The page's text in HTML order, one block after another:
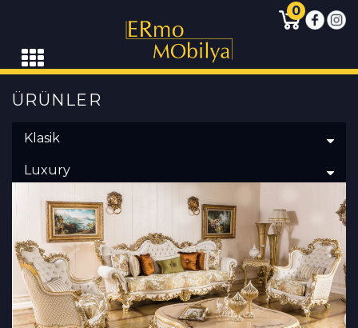
0
ÜRÜNLER
Klasik
Luxury